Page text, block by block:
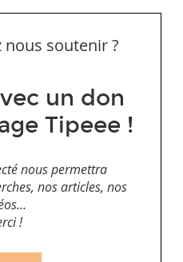
soutenir ?
un don
Tipeee !
nous permettra
nos articles, nos
!